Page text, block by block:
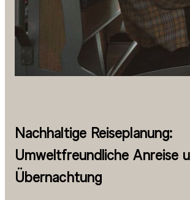
Nachhaltige Reiseplanung:
Umweltfreundliche Anreise
Übernachtung